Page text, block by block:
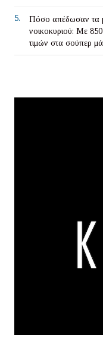
5.
Πόσο απέδωσαν τα
νοικοκυριού: Με
τιμών στα σούπερ